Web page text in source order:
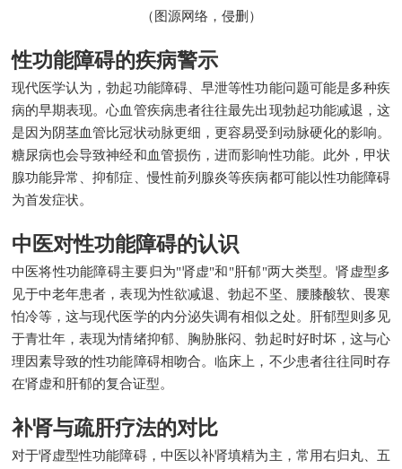
（图源网络，侵删）
性功能障碍的疾病警示
现代医学认为，勃起功能障碍、早泄等性功能问题可能是多种疾
病的早期表现。心血管疾病患者往往最先出现勃起功能减退，这
是因为阴茎血管比冠状动脉更细，更容易受到动脉硬化的影响。
糖尿病也会导致神经和血管损伤，进而影响性功能。此外，甲状
腺功能异常、抑郁症、慢性前列腺炎等疾病都可能以性功能障碍
为首发症状。
中医对性功能障碍的认识
中医将性功能障碍主要归为"肾虚"和"肝郁"两大类型。肾虚型多
见于中老年患者，表现为性欲减退、勃起不坚、腰膝酸软、畏寒
怕冷等，这与现代医学的内分泌失调有相似之处。肝郁型则多见
于青壮年，表现为情绪抑郁、胸胁胀闷、勃起时好时坏，这与心
理因素导致的性功能障碍相吻合。临床上，不少患者往往同时存
在肾虚和肝郁的复合证型。
补肾与疏肝疗法的对比
对于肾虚型性功能障碍，中医以补肾填精为主，常用右归丸、五